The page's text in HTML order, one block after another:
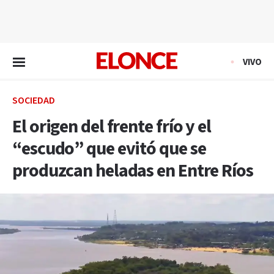
VIVO
SOCIEDAD
El origen del frente frío y el
“escudo” que evitó que se
produzcan heladas en Entre Ríos